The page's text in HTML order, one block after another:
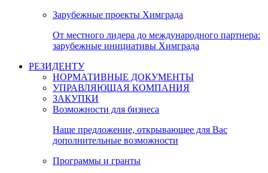
Зарубежные проекты Химграда
От местного лидера до международного партнера:
зарубежные инициативы Химграда
РЕЗИДЕНТУ
НОРМАТИВНЫЕ ДОКУМЕНТЫ
УПРАВЛЯЮЩАЯ КОМПАНИЯ
ЗАКУПКИ
Возможности для бизнеса
Наше предложение, открывающее для Вас
дополнительные возможности
Программы и гранты